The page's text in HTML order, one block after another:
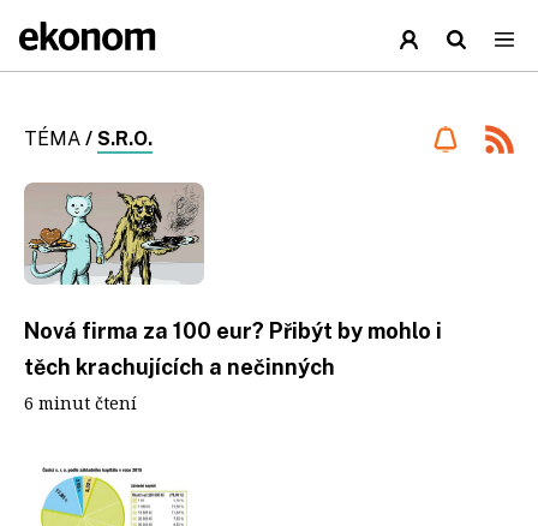
TÉMA / S.R.O.
Nová firma za 100 eur? Přibýt by mohlo i
těch krachujících a nečinných
6 minut čtení